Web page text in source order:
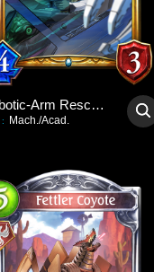
Robotic-Arm Rescuer
: Mach./Acad.